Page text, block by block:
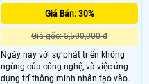
Giá Bán: 30%
Giá gốc: 5,500,000 ₫
Ngày nay với sự phát triển không
ngừng của công nghệ, và việc ứng
dụng trí thông minh nhân tạo vào